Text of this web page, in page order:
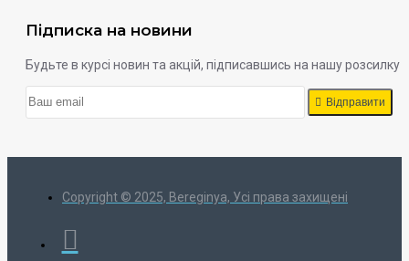
Підписка на новини
Будьте в курсі новин та акцій, підписавшись на нашу розсилку
Відправити
Copyright © 2025, Bereginya, Усі права захищені